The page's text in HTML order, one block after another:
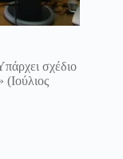
σχέδιο
(Ιούλιος